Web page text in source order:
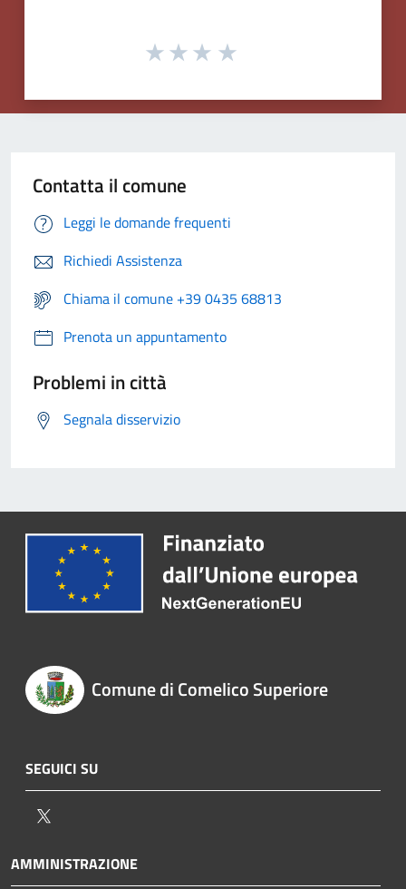
Contatta il comune
Leggi le domande frequenti
Richiedi Assistenza
Chiama il comune +39 0435 68813
Prenota un appuntamento
Problemi in città
Segnala disservizio
Comune di Comelico Superiore
SEGUICI SU
AMMINISTRAZIONE